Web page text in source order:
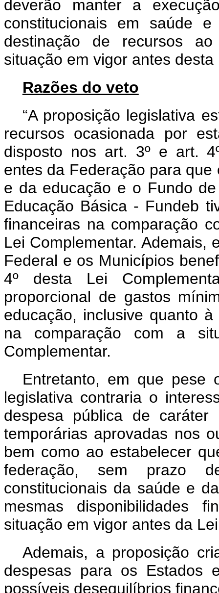
deverão manter a
constitucionais em saúde
destinação de recursos
situação em vigor antes
Razões do veto
“A proposição legislativa
recursos ocasionada por
disposto nos art. 3º e art.
entes da Federação para
e da educação e o Fundo
Educação Básica - Fundeb
financeiras na comparação
Lei Complementar. Ademais,
Federal e os Municípios
4º desta Lei
proporcional de gastos
educação, inclusive quanto
na comparação com a
Complementar.
Entretanto, em que pese
legislativa contraria o
despesa pública de caráter
temporárias aprovadas nos
bem como ao estabelecer
federação, sem prazo
constitucionais da saúde e
mesmas disponibilidades
situação em vigor antes da
Ademais, a proposição
despesas para os Estados
possíveis desequilíbrios